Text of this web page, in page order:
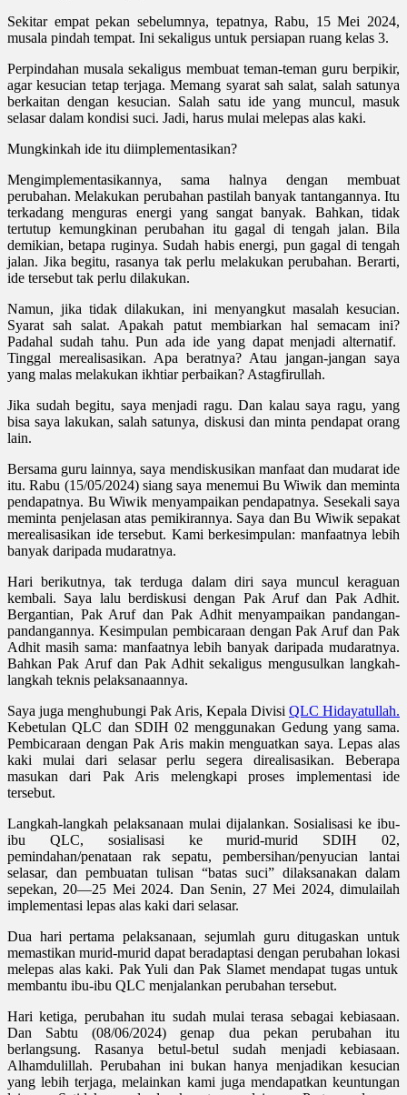
Sekitar empat pekan sebelumnya, tepatnya, Rabu, 15 Mei 2024,
musala pindah tempat. Ini sekaligus untuk persiapan ruang kelas 3.
Perpindahan musala sekaligus membuat teman-teman guru berpikir,
agar kesucian tetap terjaga. Memang syarat sah salat, salah satunya
berkaitan dengan kesucian. Salah satu ide yang muncul, masuk
selasar dalam kondisi suci. Jadi, harus mulai melepas alas kaki.
Mungkinkah ide itu diimplementasikan?
Mengimplementasikannya, sama halnya dengan membuat
perubahan. Melakukan perubahan pastilah banyak tantangannya. Itu
terkadang menguras energi yang sangat banyak. Bahkan, tidak
tertutup kemungkinan perubahan itu gagal di tengah jalan. Bila
demikian, betapa ruginya. Sudah habis energi, pun gagal di tengah
jalan. Jika begitu, rasanya tak perlu melakukan perubahan. Berarti,
ide tersebut tak perlu dilakukan.
Namun, jika tidak dilakukan, ini menyangkut masalah kesucian.
Syarat sah salat. Apakah patut membiarkan hal semacam ini?
Padahal sudah tahu. Pun ada ide yang dapat menjadi alternatif.
Tinggal merealisasikan. Apa beratnya? Atau jangan-jangan saya
yang malas melakukan ikhtiar perbaikan? Astagfirullah.
Jika sudah begitu, saya menjadi ragu. Dan kalau saya ragu, yang
bisa saya lakukan, salah satunya, diskusi dan minta pendapat orang
lain.
Bersama guru lainnya, saya mendiskusikan manfaat dan mudarat ide
itu. Rabu (15/05/2024) siang saya menemui Bu Wiwik dan meminta
pendapatnya. Bu Wiwik menyampaikan pendapatnya. Sesekali saya
meminta penjelasan atas pemikirannya. Saya dan Bu Wiwik sepakat
merealisasikan ide tersebut. Kami berkesimpulan: manfaatnya lebih
banyak daripada mudaratnya.
Hari berikutnya, tak terduga dalam dirisaya muncul keraguan
kembali. Saya lalu berdiskusi dengan Pak Aruf dan Pak Adhit.
Bergantian, Pak Aruf dan Pak Adhit menyampaikan pandangan-
pandangannya. Kesimpulan pembicaraan dengan Pak Aruf dan Pak
Adhit masih sama: manfaatnya lebih banyak daripada mudaratnya.
Bahkan Pak Aruf dan Pak Adhit sekaligus mengusulkan langkah-
langkah teknis pelaksanaannya.
Saya juga menghubungi Pak Aris, Kepala Divisi QLC Hidayatullah.
Kebetulan QLC dan SDIH 02 menggunakan Gedung yang sama.
Pembicaraan dengan Pak Aris makin menguatkan saya. Lepas alas
kaki mulai dari selasar perlu segera direalisasikan. Beberapa
masukan dari Pak Aris melengkapi proses implementasi ide
tersebut.
Langkah-langkah pelaksanaan mulai dijalankan. Sosialisasi ke ibu-
ibu QLC, sosialisasi ke murid-murid SDIH 02,
pemindahan/penataan rak sepatu, pembersihan/penyucian lantai
selasar, dan pembuatan tulisan “batas suci” dilaksanakan dalam
sepekan, 20—25 Mei 2024. Dan Senin, 27 Mei 2024, dimulailah
implementasi lepas alas kaki dari selasar.
Dua hari pertama pelaksanaan, sejumlah guru ditugaskan untuk
memastikan murid-murid dapat beradaptasi dengan perubahan lokasi
melepas alas kaki. Pak Yuli dan Pak Slametmendapat tugas untuk
membantu ibu-ibu QLC menjalankan perubahan tersebut.
Hari ketiga, perubahan itu sudah mulai terasa sebagai kebiasaan.
Dan Sabtu (08/06/2024) genap dua pekan perubahan itu
berlangsung. Rasanya betul-betul sudah menjadi kebiasaan.
Alhamdulillah. Perubahan ini bukan hanya menjadikan kesucian
yang lebih terjaga, melainkan kami juga mendapatkan keuntungan